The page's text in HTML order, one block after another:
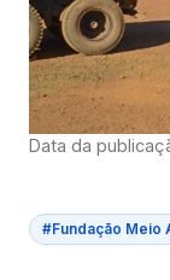
Data da
#Fundação Meio